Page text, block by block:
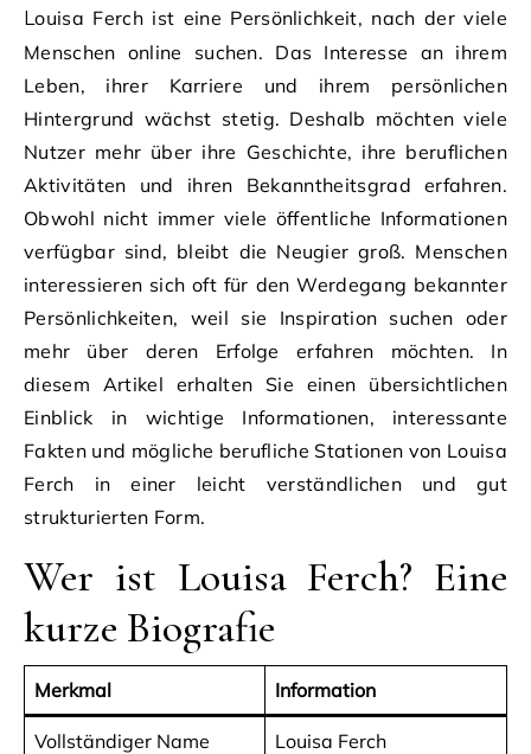
Louisa Ferch ist eine Persönlichkeit, nach der viele
Menschen online suchen. Das Interesse an ihrem
Leben, ihrer Karriere und ihrem persönlichen
Hintergrund wächst stetig. Deshalb möchten viele
Nutzer mehr über ihre Geschichte, ihre beruflichen
Aktivitäten und ihren Bekanntheitsgrad erfahren.
Obwohl nicht immer viele öffentliche Informationen
verfügbar sind, bleibt die Neugier groß. Menschen
interessieren sich oft für den Werdegang bekannter
Persönlichkeiten, weil sie Inspiration suchen oder
mehr über deren Erfolge erfahren möchten. In
diesem Artikel erhalten Sie einen übersichtlichen
Einblick in wichtige Informationen, interessante
Fakten und mögliche berufliche Stationen von Louisa
Ferch in einer leicht verständlichen und gut
strukturierten Form.
Wer ist Louisa Ferch? Eine
kurze Biografie
Merkmal Information
Vollständiger Name Louisa Ferch